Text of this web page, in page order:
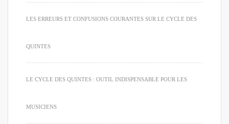
LES ERREURS ET CONFUSIONS COURANTES SUR LE CYCLE DES
QUINTES
LE CYCLE DES QUINTES : OUTIL INDISPENSABLE POUR LES
MUSICIENS